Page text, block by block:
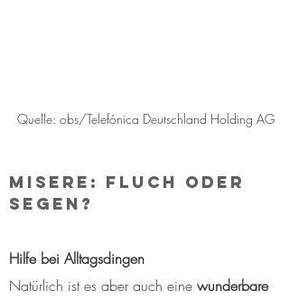
Quelle: obs/Telefónica Deutschland Holding AG
Misere: Fluch oder
Segen?
Hilfe bei Alltagsdingen
Natürlich ist es aber auch eine wunderbare